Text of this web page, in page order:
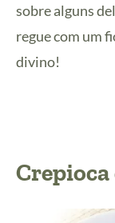
sobre alguns
regue com um
divino!